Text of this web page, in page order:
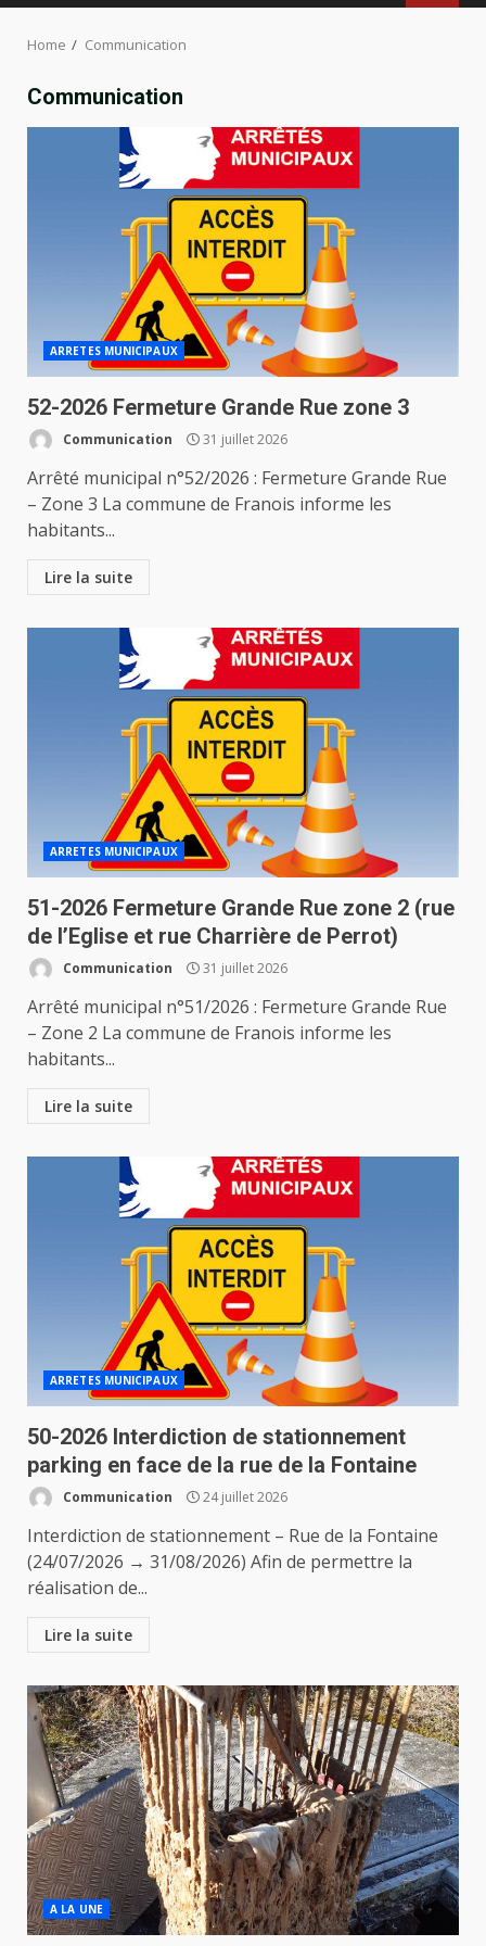
Home Communication
Communication
ARRETES MUNICIPAUX
52-2026 Fermeture Grande Rue zone 3
Communication 31 juillet 2026
Arrêté municipal n°52/2026 : Fermeture Grande Rue
– Zone 3 La commune de Franois informe les
habitants...
Lire la suite
ARRETES MUNICIPAUX
51-2026 Fermeture Grande Rue zone 2 (rue
de l’Eglise et rue Charrière de Perrot)
Communication 31 juillet 2026
Arrêté municipal n°51/2026 : Fermeture Grande Rue
– Zone 2 La commune de Franois informe les
habitants...
Lire la suite
ARRETES MUNICIPAUX
50-2026 Interdiction de stationnement
parking en face de la rue de la Fontaine
Communication 24 juillet 2026
Interdiction de stationnement – Rue de la Fontaine
(24/07/2026 → 31/08/2026) Afin de permettre la
réalisation de...
Lire la suite
A LA UNE